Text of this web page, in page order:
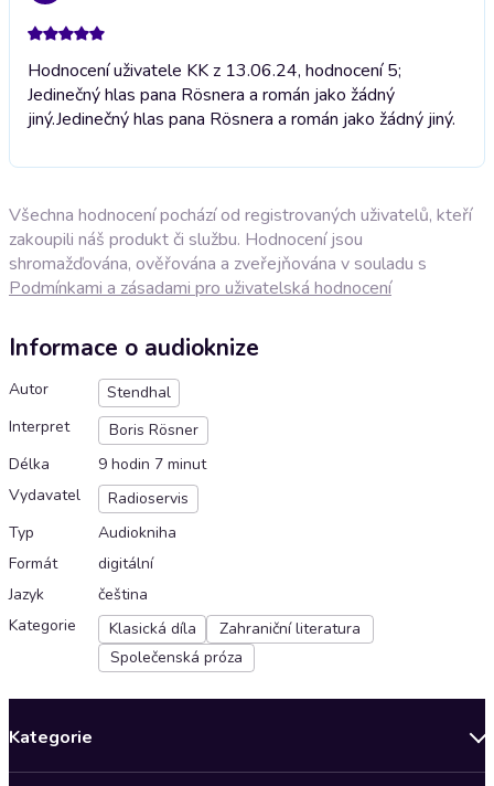
Hodnocení uživatele KK z 13.06.24, hodnocení 5;
Jedinečný hlas pana Rösnera a román jako žádný
jiný.Jedinečný hlas pana Rösnera a román jako žádný jiný.
Všechna hodnocení pochází od registrovaných uživatelů, kteří
zakoupili náš produkt či službu. Hodnocení jsou
shromažďována, ověřována a zveřejňována v souladu s
Podmínkami a zásadami pro uživatelská hodnocení
Informace o audioknize
Autor
Stendhal
Interpret
Boris Rösner
Délka
9 hodin 7 minut
Vydavatel
Radioservis
Typ
Audiokniha
Formát
digitální
Jazyk
čeština
Kategorie
Klasická díla
Zahraniční literatura
Společenská próza
Kategorie